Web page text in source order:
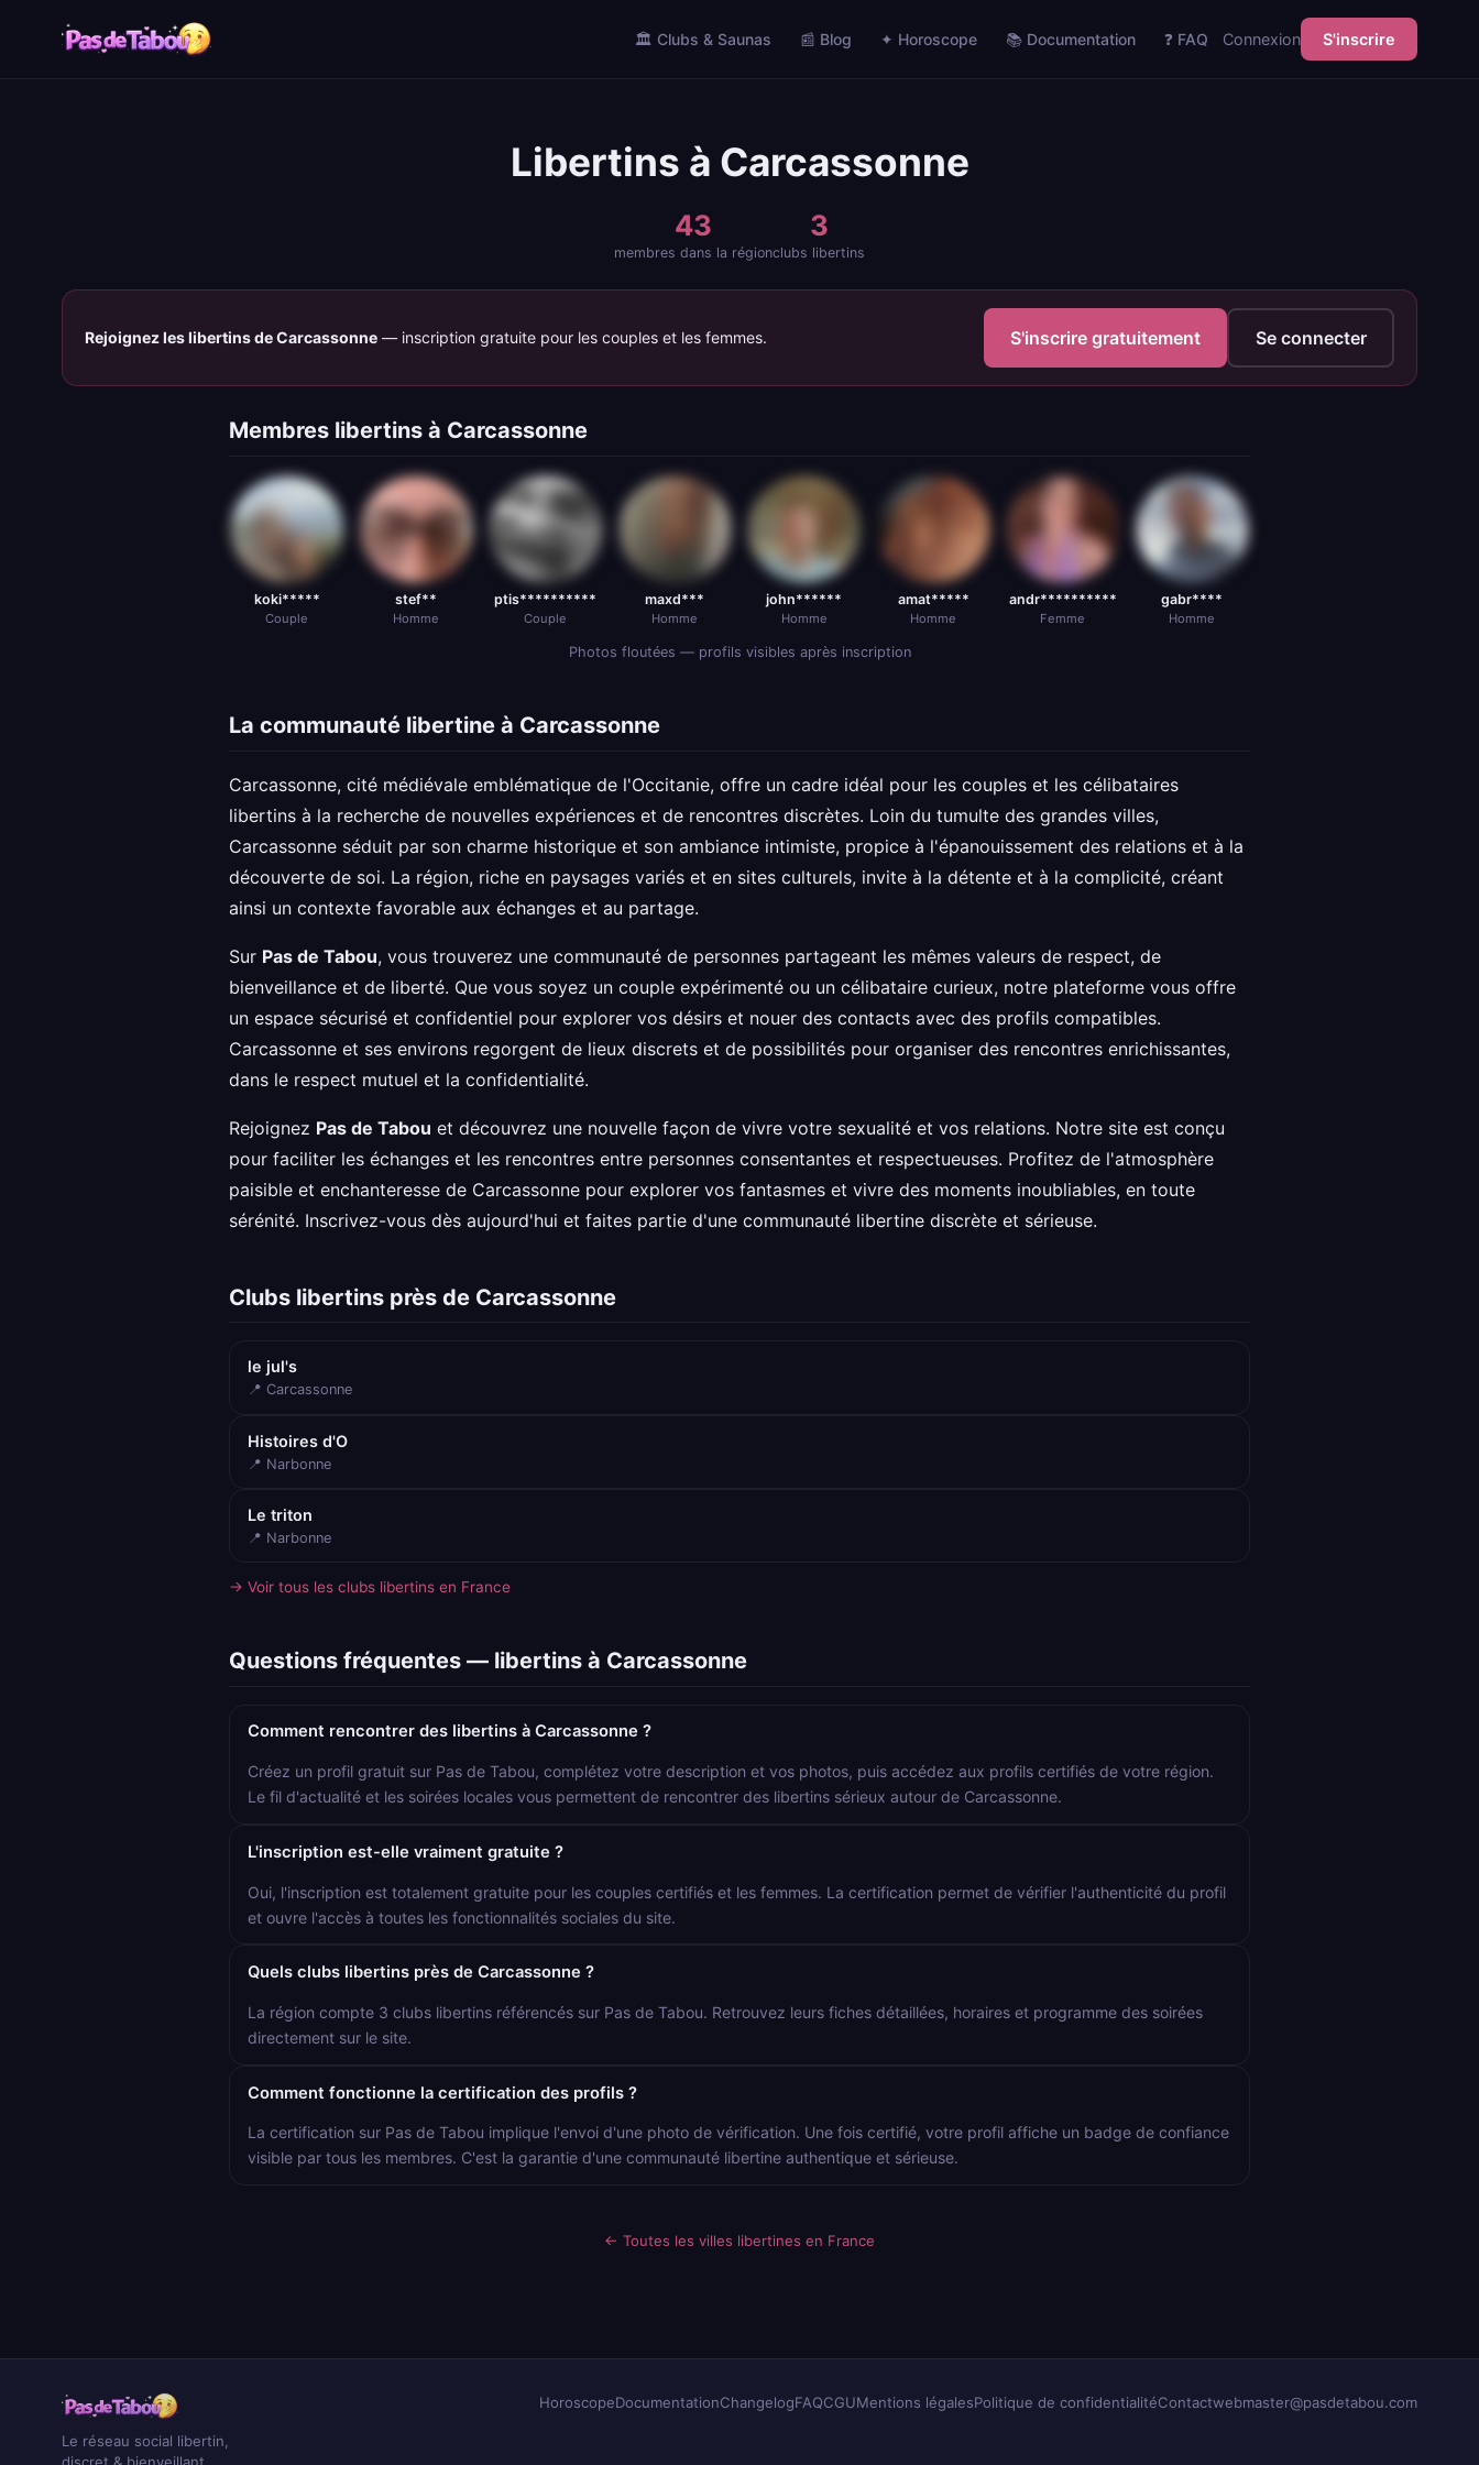
🏛️ Clubs & Saunas 📰 Blog ✦ Horoscope 📚 Documentation ❓ FAQ Connexion S'inscrire
Libertins à Carcassonne
43
membres dans la région
3
clubs libertins
Rejoignez les libertins de Carcassonne — inscription gratuite pour les couples et les femmes. S'inscrire gratuitement Se connecter
Membres libertins à Carcassonne
koki*****
Couple
stef**
Homme
ptis**********
Couple
maxd***
Homme
john******
Homme
amat*****
Homme
andr**********
Femme
gabr****
Homme
Photos floutées — profils visibles après inscription
La communauté libertine à Carcassonne
Carcassonne, cité médiévale emblématique de l'Occitanie, offre un cadre idéal pour les couples et les célibataires
libertins à la recherche de nouvelles expériences et de rencontres discrètes. Loin du tumulte des grandes villes,
Carcassonne séduit par son charme historique et son ambiance intimiste, propice à l'épanouissement des relations et à la
découverte de soi. La région, riche en paysages variés et en sites culturels, invite à la détente et à la complicité, créant
ainsi un contexte favorable aux échanges et au partage.
Sur Pas de Tabou, vous trouverez une communauté de personnes partageant les mêmes valeurs de respect, de
bienveillance et de liberté. Que vous soyez un couple expérimenté ou un célibataire curieux, notre plateforme vous offre
un espace sécurisé et confidentiel pour explorer vos désirs et nouer des contacts avec des profils compatibles.
Carcassonne et ses environs regorgent de lieux discrets et de possibilités pour organiser des rencontres enrichissantes,
dans le respect mutuel et la confidentialité.
Rejoignez Pas de Tabou et découvrez une nouvelle façon de vivre votre sexualité et vos relations. Notre site est conçu
pour faciliter les échanges et les rencontres entre personnes consentantes et respectueuses. Profitez de l'atmosphère
paisible et enchanteresse de Carcassonne pour explorer vos fantasmes et vivre des moments inoubliables, en toute
sérénité. Inscrivez-vous dès aujourd'hui et faites partie d'une communauté libertine discrète et sérieuse.
Clubs libertins près de Carcassonne
le jul's
📍 Carcassonne
Histoires d'O
📍 Narbonne
Le triton
📍 Narbonne
→ Voir tous les clubs libertins en France
Questions fréquentes — libertins à Carcassonne
Comment rencontrer des libertins à Carcassonne ?
Créez un profil gratuit sur Pas de Tabou, complétez votre description et vos photos, puis accédez aux profils certifiés de votre région.
Le fil d'actualité et les soirées locales vous permettent de rencontrer des libertins sérieux autour de Carcassonne.
L'inscription est-elle vraiment gratuite ?
Oui, l'inscription est totalement gratuite pour les couples certifiés et les femmes. La certification permet de vérifier l'authenticité du profil
et ouvre l'accès à toutes les fonctionnalités sociales du site.
Quels clubs libertins près de Carcassonne ?
La région compte 3 clubs libertins référencés sur Pas de Tabou. Retrouvez leurs fiches détaillées, horaires et programme des soirées
directement sur le site.
Comment fonctionne la certification des profils ?
La certification sur Pas de Tabou implique l'envoi d'une photo de vérification. Une fois certifié, votre profil affiche un badge de confiance
visible par tous les membres. C'est la garantie d'une communauté libertine authentique et sérieuse.
← Toutes les villes libertines en France
Le réseau social libertin,
HoroscopeDocumentationChangelogFAQCGUMentions légalesPolitique de confidentialitéContactwebmaster@pasdetabou.com